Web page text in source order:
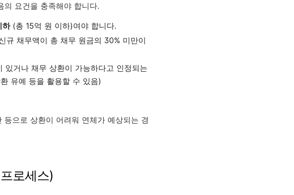
의 요건을 충족해야 합니다.
하(총 15억 원 이하)여야 합니다.
규 채무액이 총 채무 원금의 30% 미만이
있거나 채무 상환이 가능하다고 인정되는
유예 등을 활용할 수 있음)
으로 상환이 어려워 연체가 예상되는 경
로세스)